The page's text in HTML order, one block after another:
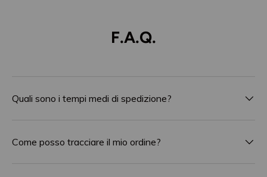
F.A.Q.
Quali sono i tempi medi di spedizione?
Come posso tracciare il mio ordine?